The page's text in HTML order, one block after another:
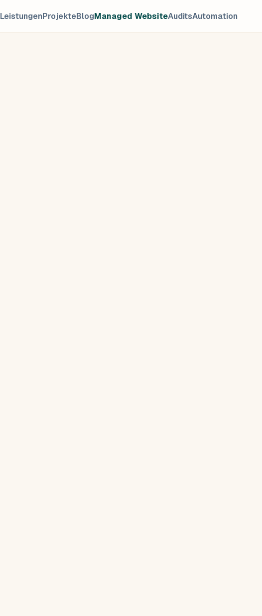
LeistungenProjekteBlogManaged WebsiteAuditsAutomation